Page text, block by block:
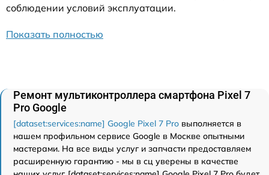
соблюдении условий эксплуатации.
Показать полностью
Ремонт мультиконтроллера смартфона Pixel 7
Pro Google
[dataset:services:name] Google Pixel 7 Pro выполняется в
нашем профильном сервисе Google в Москве опытными
мастерами. На все виды услуг и запчасти предоставляем
расширенную гарантию - мы в сц уверены в качестве